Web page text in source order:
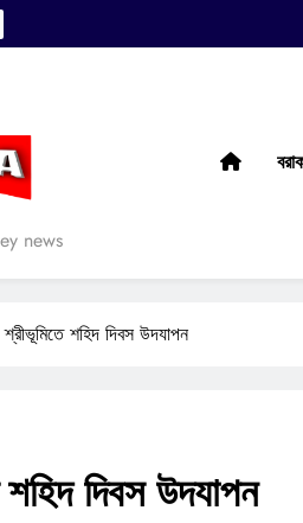
news
শ্রীভূমিতে শহিদ দিবস উদযাপন
দিবস উদযাপন